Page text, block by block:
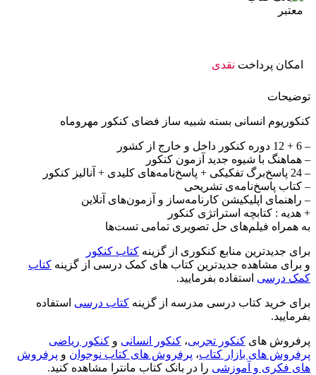
امکان پرداخت نقدی
توضیحات
کنکوریوم انسانی بسته شبیه ساز فضای کنکور مهروماه
– 6 + 12 دوره کنکور داخل و خارج از کشور
– هماهنگ با شیوه جدید آزمون کنکور
– 24 پاسخ‌برگ تفکیکی + پاسخ‌نامه‌های کلیدی + آنالیز کنکور
– کتاب پاسخ‌نامه‌ی تشریحی
– راهنمای اپلیکیشن کارنامه‌ساز و آزمون‌های آنلاین
+ هدیه : کتابچه استراتژی کنکور
به همراه فیلم‌های حل تصویری تمامی تست‌ها
برای جدیدترین منابع کنکوری از گزینه کتاب کنکور
و برای مشاهده جدیدترین کتاب های کمک درسی از گزینه کتاب
کمک درسی استفاده بفرمایید.
برای خرید کتاب درسی مدرسه از گزینه کتاب درسی استفاده
بفرمایید.
پرفروش های کنکور تجربی، کنکور انسانی و کنکور ریاضی
پرفروش های بازار کتاب، پرفروش های کتاب نوجوان و پرفروش
های فکری و آموزشی را در بانک کتاب مانترا مشاهده کنید.